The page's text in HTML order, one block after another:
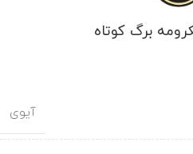
برگ کوتاه
آیوی